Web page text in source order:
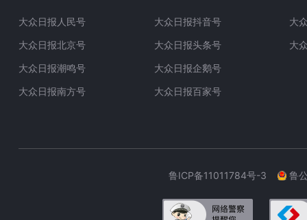
大众日报人民号
大众日报北京号
大众日报潮鸣号
大众日报南方号
大众日报抖音号
大众日报头条号
大众日报企鹅号
大众日报百家号
大
大
鲁ICP备11011784号-3 鲁